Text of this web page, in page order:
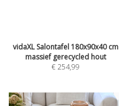
vidaXL Salontafel 180x90x40 cm
massief gerecycled hout
€254,99